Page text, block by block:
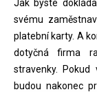
Jak byste
svému
platební karty. A
dotyčná firma
stravenky.
budou nakonec